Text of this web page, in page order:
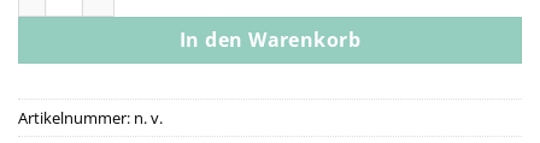
In den Warenkorb
Artikelnummer: n. v.